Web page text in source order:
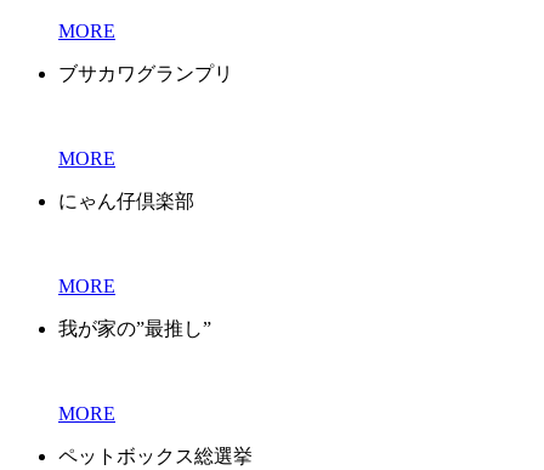
MORE
ブサカワグランプリ
MORE
にゃん仔倶楽部
MORE
我が家の”最推し”
MORE
ペットボックス総選挙